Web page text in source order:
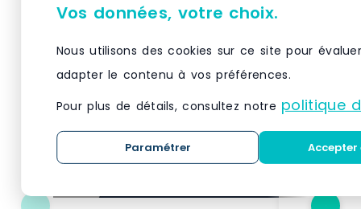
Vos données, votre choix.
Nous utilisons des cookies sur ce site pour
adapter le contenu à vos préférences.
Pour plus de détails, consultez notre politique
Paramétrer